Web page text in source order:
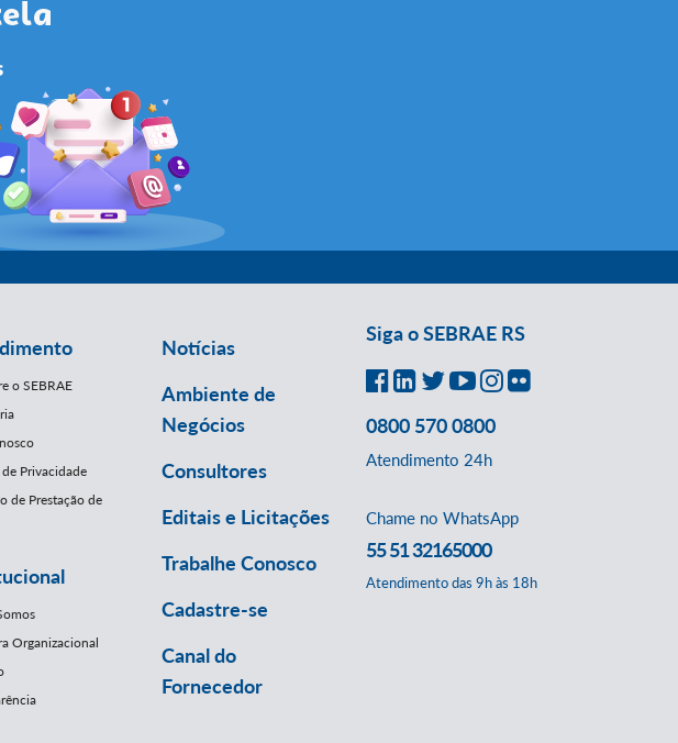
o SEBRAE
Privacidade
de Prestação de
Organizacional
Notícias
Ambiente de
Negócios
Consultores
Editais e Licitações
Trabalhe Conosco
Cadastre-se
Canal do
Fornecedor
Siga o SEBRAE RS
0800 570 0800
Atendimento 24h
Chame no WhatsApp
55 51 32165000
Atendimento das 9h às 18h